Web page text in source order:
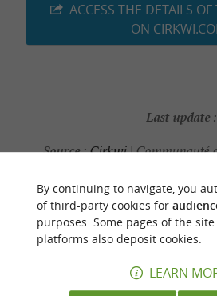
ACCESS THE DETAILS
ON
Last update :
Source :Cirkwi| Communauté
Photo credit :@Cirkwi -
Quercy Rouergue
By continuing to navigate, you
of third-party cookies for
purposes. Some pages of the
platforms also deposit cookies.
LEARN